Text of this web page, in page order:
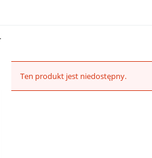
Ten produkt jest niedostępny.